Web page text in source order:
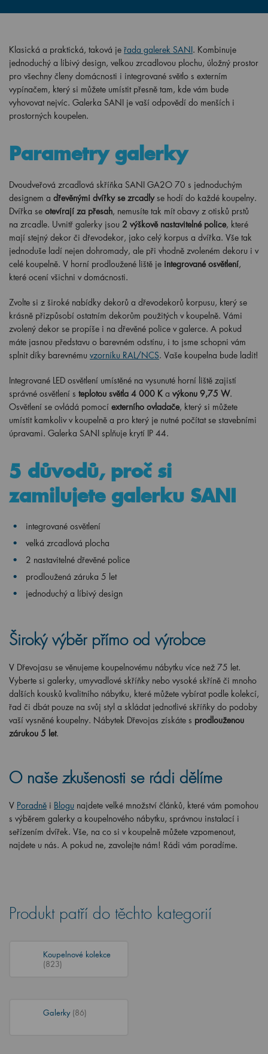
Klasická a praktická, taková je řada galerek SANI. Kombinuje
jednoduchý a líbivý design, velkou zrcadlovou plochu, úložný prostor
pro všechny členy domácnosti i integrované světlo s externím
vypínačem, který si můžete umístit přesně tam, kde vám bude
vyhovovat nejvíc. Galerka SANI je vaší odpovědí do menších i
prostorných koupelen.
Parametry galerky
Dvoudveřová zrcadlová skříňka SANI GA2O 70 s jednoduchým
designem a dřevěnými dvířky se zrcadlyse hodí do každé koupelny.
Dvířka se otevírají za přesah, nemusíte tak mít obavy z otisků prstů
na zrcadle. Uvnitř galerky jsou 2 výškově nastavitelné police, které
mají stejný dekor či dřevodekor, jako celý korpus a dvířka. Vše tak
jednoduše ladí nejen dohromady, ale při vhodně zvoleném dekoru i v
celé koupelně. V horní prodloužené liště je integrované osvětlení,
které ocení všichni v domácnosti.
Zvolte si z široké nabídky dekorů a dřevodekorů korpusu, který se
krásně přizpůsobí ostatním dekorům použitých v koupelně. Vámi
zvolený dekor se propíše i na dřevěné police v galerce. A pokud
máte jasnou představu o barevném odstínu, i to jsme schopni vám
splnit díky barevnému vzorníku RAL/NCS. Vaše koupelna bude ladit!
Integrované LED osvětlení umístěné na vysunuté horní liště zajistí
správné osvětlení s teplotou světla 4 000 K a výkonu 9,75 W.
Osvětlení se ovládá pomocí externího ovladače, který si můžete
umístit kamkoliv v koupelně a pro který je nutné počítat se stavebními
úpravami. Galerka SANI splňuje krytí IP 44.
5 důvodů, proč si
zamilujete galerku SANI
integrované osvětlení
velká zrcadlová plocha
2 nastavitelné dřevěné police
prodloužená záruka 5 let
jednoduchý a líbivý design
Široký výběr přímo od výrobce
V Dřevojasu se věnujeme koupelnovému nábytku více než 75 let.
Vyberte si galerky, umyvadlové skříňky nebo vysoké skříně či mnoho
dalších kousků kvalitního nábytku, které můžete vybírat podle kolekcí,
řad či dbát pouze na svůj styl a skládat jednotlivé skříňky do podoby
vaší vysněné koupelny. Nábytek Dřevojas získáte s prodlouženou
zárukou 5 let.
O naše zkušenosti se rádi dělíme
V Poradně i Blogu najdete velké množství článků, které vám pomohou
s výběrem galerky a koupelnového nábytku, správnou instalací i
seřízením dvířek. Vše, na co si v koupelně můžete vzpomenout,
najdete u nás. A pokud ne, zavolejte nám! Rádi vám poradíme.
Produkt patří do těchto kategorií
Koupelnové kolekce
(823)
Galerky (86)